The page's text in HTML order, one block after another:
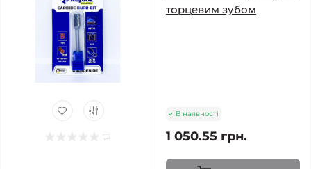
торцевим зубом
В наявності
1 050.55 грн.